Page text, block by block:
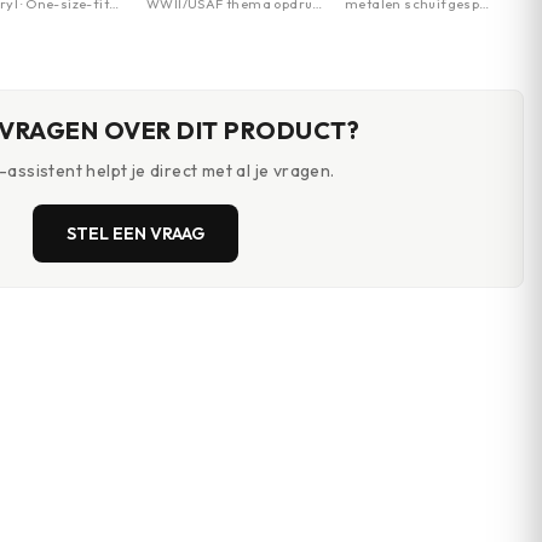
· One-size-fits-
WWII/USAF thema opdruk
metalen schuifgesp
OVER DIT PRODUCT?
assistent helpt je direct met al je vragen.
STEL EEN VRAAG